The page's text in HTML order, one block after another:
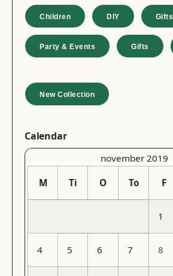
Children DIY Gifts
Party & Events Gifts
New Collection
Calendar
november 2019
M Ti O To F
1
4 5 6 7 8